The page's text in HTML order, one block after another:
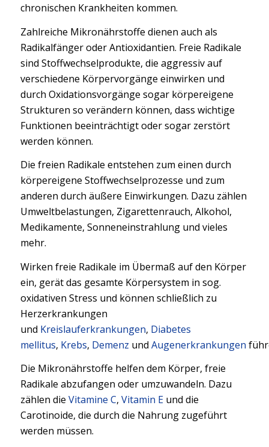
chronischen Krankheiten kommen.
Zahlreiche Mikronährstoffe dienen auch als
Radikalfänger oder Antioxidantien. Freie Radikale
sind Stoffwechselprodukte, die aggressiv auf
verschiedene Körpervorgänge einwirken und
durch Oxidationsvorgänge sogar körpereigene
Strukturen so verändern können, dass wichtige
Funktionen beeinträchtigt oder sogar zerstört
werden können.
Die freien Radikale entstehen zum einen durch
körpereigene Stoffwechselprozesse und zum
anderen durch äußere Einwirkungen. Dazu zählen
Umweltbelastungen, Zigarettenrauch, Alkohol,
Medikamente, Sonneneinstrahlung und vieles
mehr.
Wirken freie Radikale im Übermaß auf den Körper
ein, gerät das gesamte Körpersystem in sog.
oxidativen Stress und können schließlich zu
Herzerkrankungen
und Kreislauferkrankungen, Diabetes
mellitus, Krebs, Demenz und Augenerkrankungen
Die Mikronährstoffe helfen dem Körper, freie
Radikale abzufangen oder umzuwandeln. Dazu
zählen die Vitamine C, Vitamin Eund die
Carotinoide, die durch die Nahrung zugeführt
werden müssen.